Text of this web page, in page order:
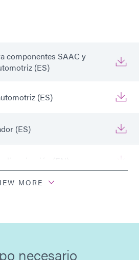
componentes SAAC y
(ES)
(ES)
(ES)
(Europa|ES)
(Asia|ES)
MORE
necesario